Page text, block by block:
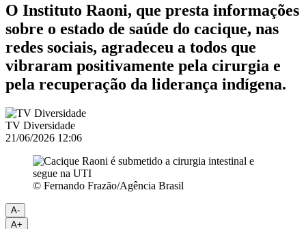
O Instituto Raoni, que presta informações
sobre o estado de saúde do cacique, nas
redes sociais, agradeceu a todos que
vibraram positivamente pela cirurgia e
pela recuperação da liderança indígena.
TV Diversidade
21/06/2026 12:06
© Fernando Frazão/Agência Brasil
A-
A+